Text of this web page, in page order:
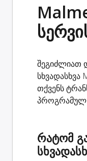
შეგიძლიათ
სხვადასხვა
თქვენს
პროგრამულ
რატომ